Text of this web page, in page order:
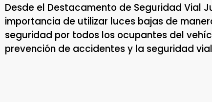
Desde el Destacamento de Seguridad Vial
importancia de utilizar luces bajas de
seguridad por todos los ocupantes del
prevención de accidentes y la seguridad